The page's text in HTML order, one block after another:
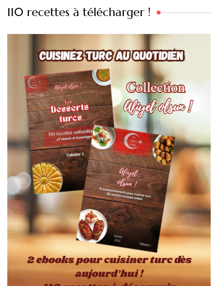
110 recettes à télécharger !